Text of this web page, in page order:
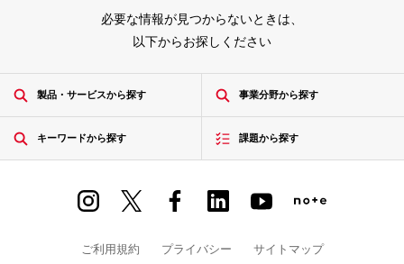
必要な情報が見つからないときは、
以下からお探しください
製品・サービスから探す 事業分野から探す
キーワードから探す 課題から探す
ご利用規約 プライバシー サイトマップ